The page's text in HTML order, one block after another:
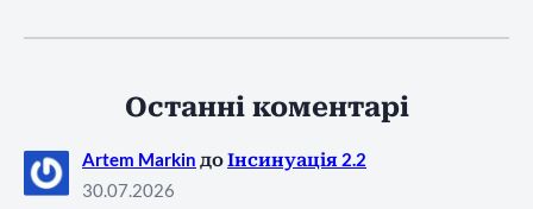
Останні коментарі
Artem Markin доІнсинуація 2.2
30.07.2026